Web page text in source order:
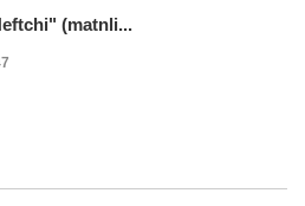
(matnli...